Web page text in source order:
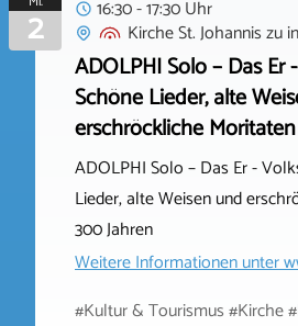
2
16:30 - 17:30 Uhr
Kirche St. Johannis zuin
ADOLPHI Solo – Das Er
Schöne Lieder, alte
erschröckliche
ADOLPHI Solo – Das Er -
Lieder, alte Weisen und
300 Jahren
Weitere Informationen unter
#Kultur & Tourismus #Kirche